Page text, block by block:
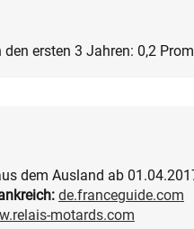
ersten 3 Jahren: 0,2
dem Ausland ab
de.franceguide.com
motards.com